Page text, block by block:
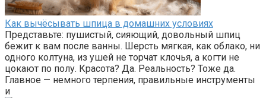
Как вычёсывать шпица в домашних условиях
Представьте: пушистый, сияющий, довольный шпиц
бежит к вам после ванны. Шерсть мягкая, как облако, ни
одного колтуна, из ушей не торчат клочья, а когти не
цокают по полу. Красота? Да. Реальность? Тоже да.
Главное — немного терпения, правильные инструменты
и